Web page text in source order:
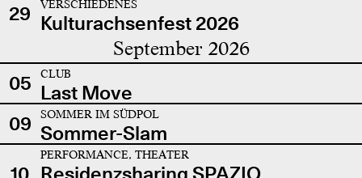
29 VERSCHIEDENES
Kulturachsenfest 2026
September 2026
05 CLUB
Last Move
09
SOMMER IM SÜDPOL
Sommer-Slam
10
PERFORMANCE, THEATER
Residenzsharing SPAZIO